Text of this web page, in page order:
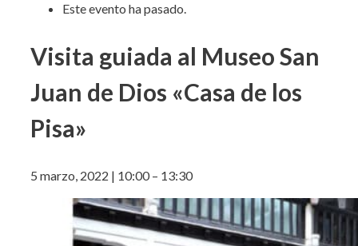
Este evento ha pasado.
Visita guiada al Museo San
Juan de Dios «Casa de los
Pisa»
5 marzo, 2022 | 10:00– 13:30